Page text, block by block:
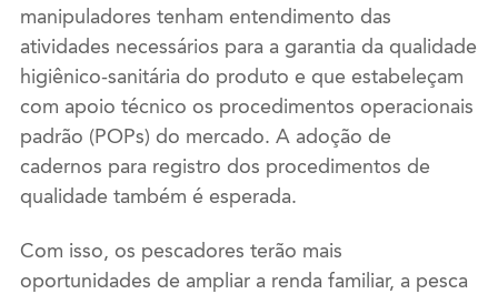
manipuladores tenham entendimento das
atividades necessários para a garantia da qualidade
higiênico-sanitária do produto e que estabeleçam
com apoio técnico os procedimentos operacionais
padrão (POPs) do mercado. A adoção de
cadernos para registro dos procedimentos de
qualidade também é esperada.
Com isso, os pescadores terão mais
oportunidades de ampliar a renda familiar, a pesca